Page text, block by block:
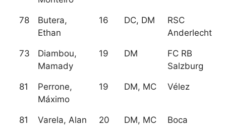
78
Butera,
Ethan
16 DC, DM
RSC
Anderlecht
73
Diambou,
Mamady
19 DM
FC RB
Salzburg
81
Perrone,
Máximo
19 DM, MC Vélez
81 Varela, Alan 20 DM, MC Boca